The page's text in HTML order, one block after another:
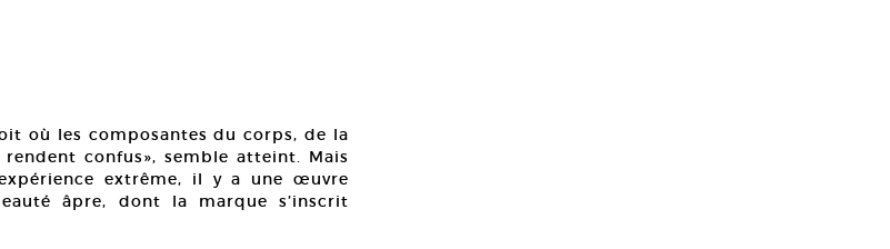
où les composantes du corps, de la
confus», semble atteint. Mais
extrême, il y a une œuvre
âpre, dont la marque s’inscrit